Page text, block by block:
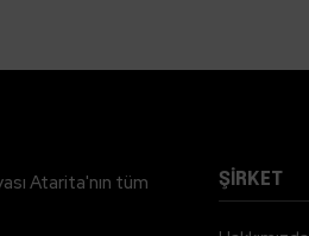
Atarita'nın tüm
ŞİRKET